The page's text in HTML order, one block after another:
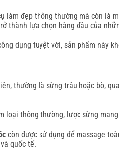
làm đẹp thông thường mà còn là
thành lựa chọn hàng đầu của
dụng tuyệt vời, sản phẩm này
thường là sừng trâu hoặc bò,
loại thông thường, lược sừng
còn được sử dụng để massage
quốc tế.